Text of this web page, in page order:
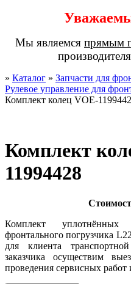
Мы являемся прямым
» Каталог » Запчасти для
Рулевое управление для
Комплект колец VOE-
Комплект
11994428
Комплект
фронтального погрузчика
для клиента
заказчика осуществим
проведения сервисных работ